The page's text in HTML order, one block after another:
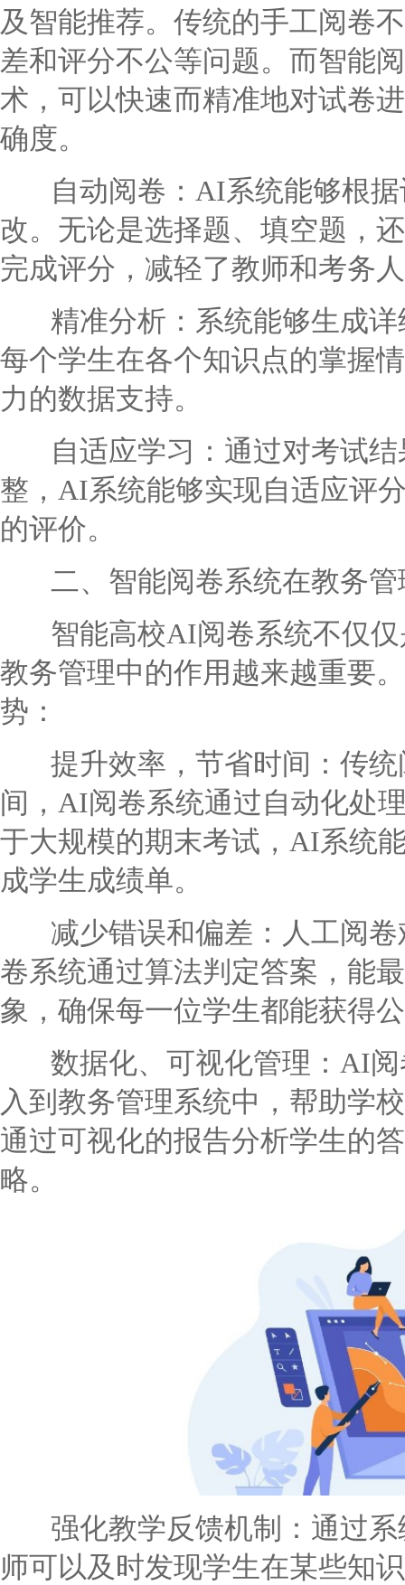
及智能推荐。传统的手工阅卷
差和评分不公等问题。而智能
术，可以快速而精准地对试卷
确度。
自动阅卷：AI系统能够根据
改。无论是选择题、填空题，
完成评分，减轻了教师和考务
精准分析：系统能够生成详
每个学生在各个知识点的掌握
力的数据支持。
自适应学习：通过对考试结
整，AI系统能够实现自适应评
的评价。
二、智能阅卷系统在教务管
智能高校AI阅卷系统不仅仅
教务管理中的作用越来越重要
势：
提升效率，节省时间：传统
间，AI阅卷系统通过自动化处
于大规模的期末考试，AI系统
成学生成绩单。
减少错误和偏差：人工阅卷
卷系统通过算法判定答案，能
象，确保每一位学生都能获得
数据化、可视化管理：AI阅
入到教务管理系统中，帮助学
通过可视化的报告分析学生的
略。
强化教学反馈机制：通过系
师可以及时发现学生在某些知